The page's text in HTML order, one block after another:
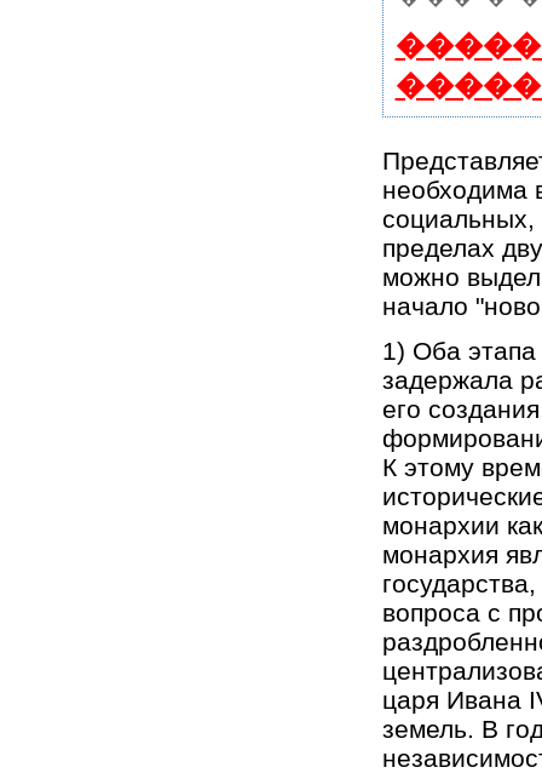
необходима
социальных,
пределах
можно
начало
1) Оба
задержала
его
К этому
монархии
монархия
вопроса с
царя Ивана
земель. В